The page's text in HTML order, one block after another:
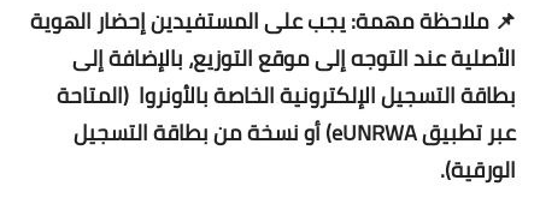
📌 ملاحظة مهمة: يجب على المستفيدين إحضار الهوية
الأصلية عند التوجه إلى موقع التوزيع، بالإضافة إلى
بطاقة التسجيل الإلكترونية الخاصة بالأونروا (المتاحة
عبر تطبيق eUNRWA) أو نسخة من بطاقة التسجيل
الورقية).